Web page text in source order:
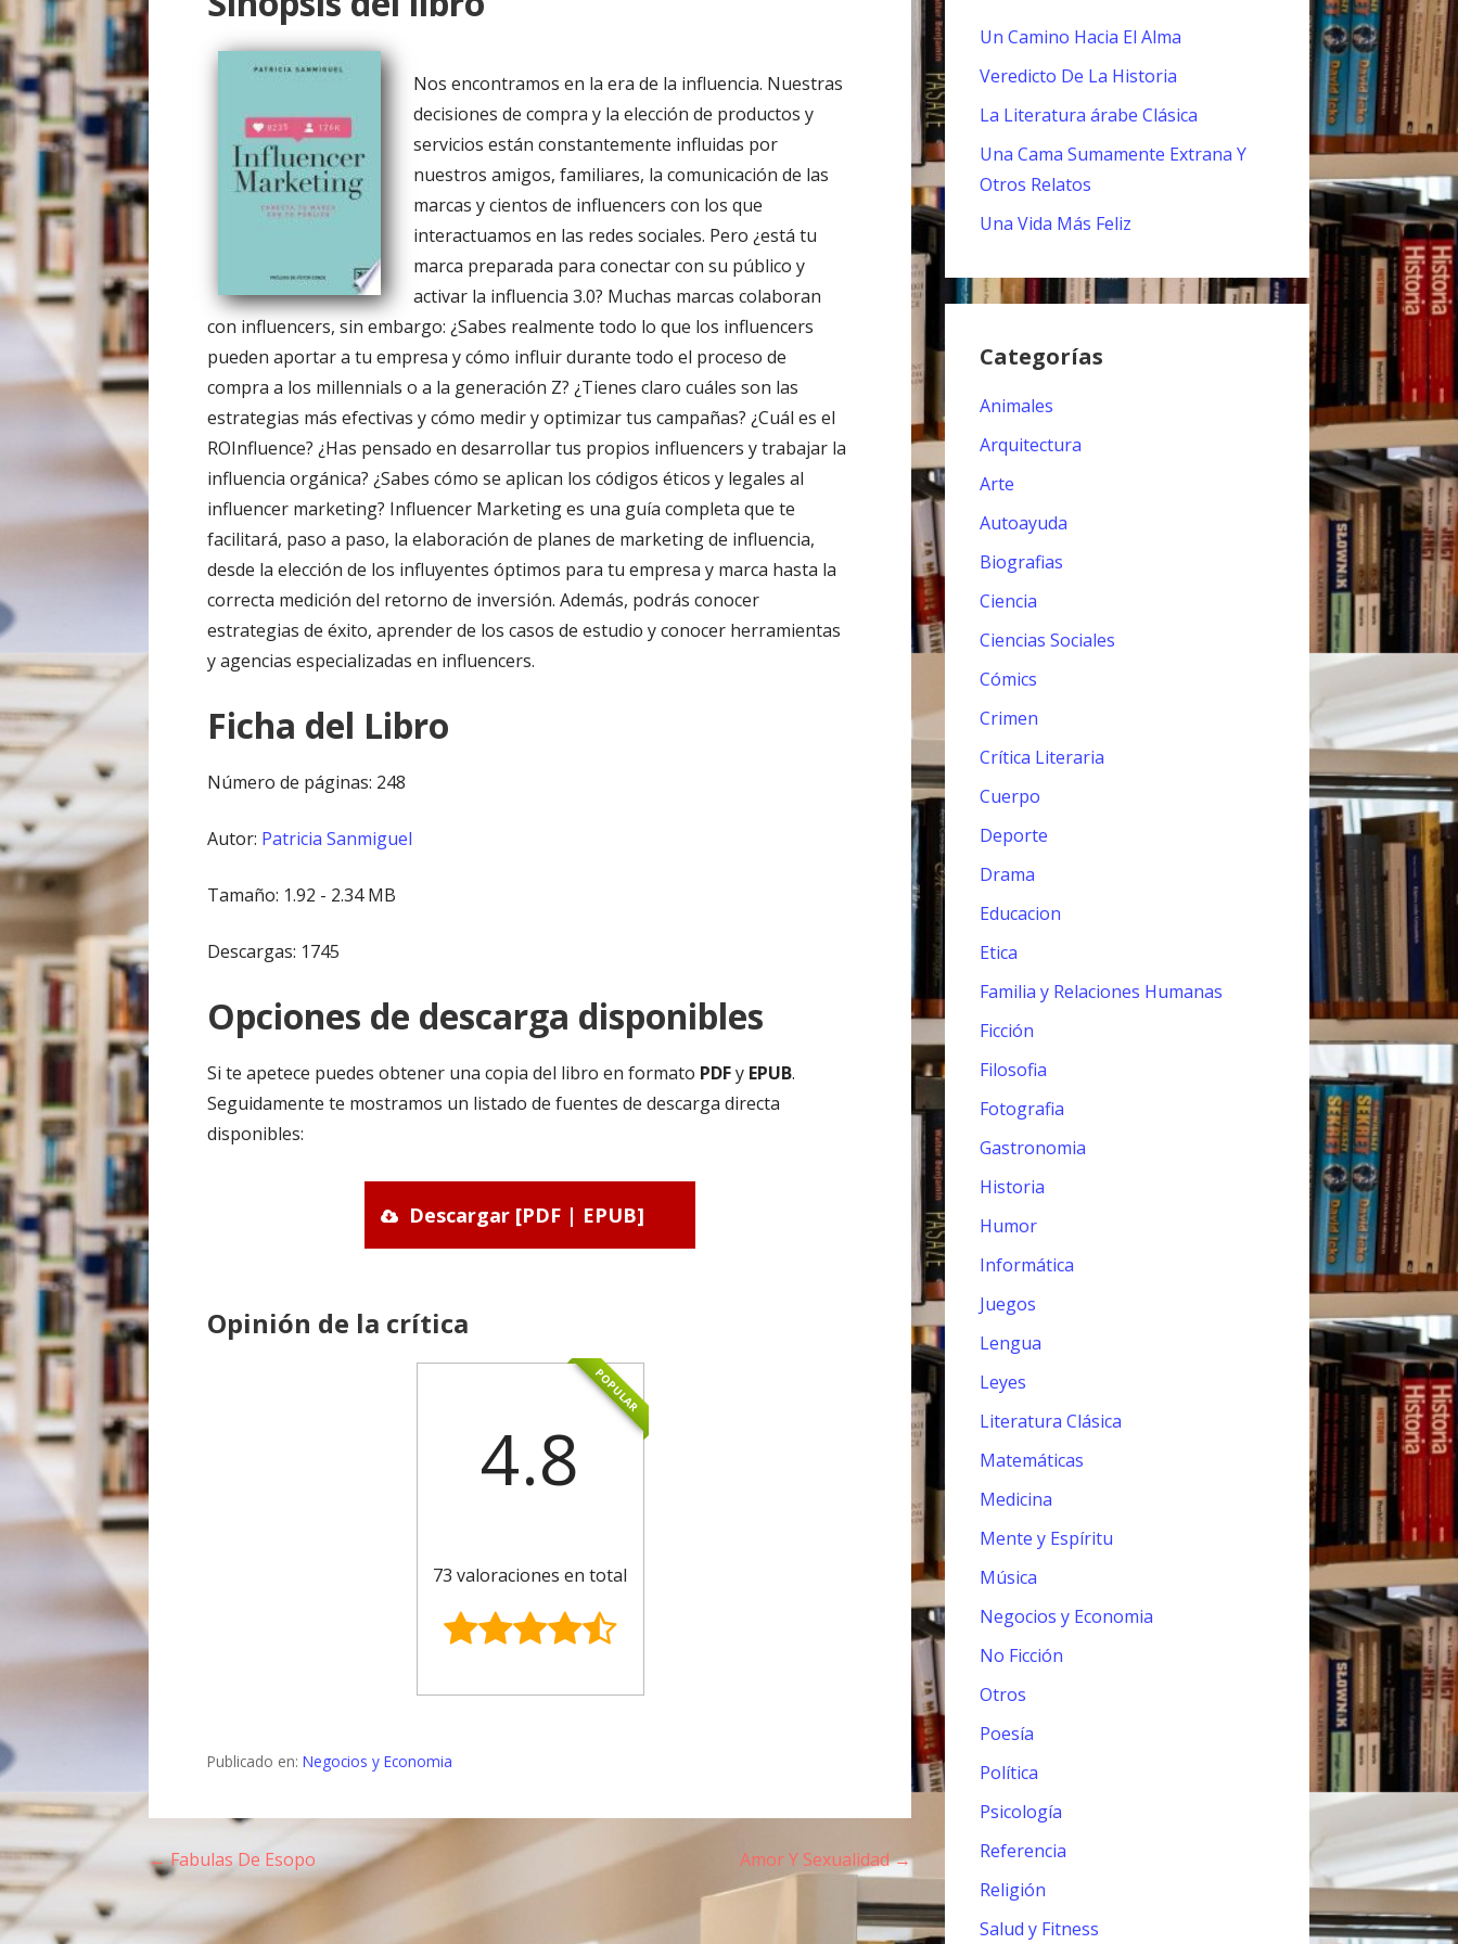
o
Nos encontramos en la era de la influencia. Nuestras
decisiones de compra y la elección de productos y
servicios están constantemente influidas por
nuestros amigos, familiares, la comunicación de las
marcas y cientos de influencers con los que
interactuamos en las redes sociales. Pero ¿está tu
marca preparada para conectar con su público y
activar la influencia 3.0? Muchas marcas colaboran
con influencers, sin embargo: ¿Sabes realmente todo lo que los influencers
pueden aportar a tu empresa y cómo influir durante todo el proceso de
compra a los millennials o a la generación Z? ¿Tienes claro cuáles son las
estrategias más efectivas y cómo medir y optimizar tus campañas? ¿Cuál es el
ROInfluence? ¿Has pensado en desarrollar tus propios influencers y trabajar la
influencia orgánica? ¿Sabes cómo se aplican los códigos éticos y legales al
influencer marketing? Influencer Marketing es una guía completa que te
facilitará, paso a paso, la elaboración de planes de marketing de influencia,
desde la elección de los influyentes óptimos para tu empresa y marca hasta la
correcta medición del retorno de inversión. Además, podrás conocer
estrategias de éxito, aprender de los casos de estudio y conocer herramientas
y agencias especializadas en influencers.
Ficha del Libro
Número de páginas: 248
Autor: Patricia Sanmiguel
Tamaño: 1.92 - 2.34 MB
Descargas: 1745
Opciones de descarga disponibles
Si te apetece puedes obtener una copia del libro en formato PDFy EPUB.
Seguidamente te mostramos un listado de fuentes de descarga directa
disponibles:
Descargar [PDF | EPUB]
Opinión de la crítica
POPULAR
4.8
73 valoraciones en total
Publicado en:Negocios y Economia
N
a
← Fabulas De Esopo Amor Y Sexualidad →
Un Camino Hacia El Alma
Veredicto De La Historia
La Literatura árabe Clásica
Una Cama Sumamente Extrana Y
Otros Relatos
Una Vida Más Feliz
Categorías
Animales
Arquitectura
Arte
Autoayuda
Biografias
Ciencia
Ciencias Sociales
Cómics
Crimen
Crítica Literaria
Cuerpo
Deporte
Drama
Educacion
Etica
Familia y Relaciones Humanas
Ficción
Filosofia
Fotografia
Gastronomia
Historia
Humor
Informática
Juegos
Lengua
Leyes
Literatura Clásica
Matemáticas
Medicina
Mente y Espíritu
Música
Negocios y Economia
No Ficción
Otros
Poesía
Política
Psicología
Referencia
Religión
Salud y Fitness